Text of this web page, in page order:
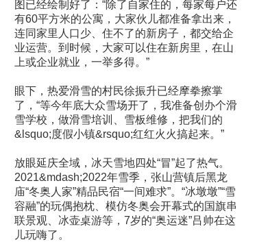
图已经绘制好了：“除了自家住的，每家每户还
有60平方米的公寓，大家伙儿都准备拿出来，
连同家里人口少、住不了的新房子，都交给企
业运营。到时候，大家可以住在新房里，在山
上或企业就业，一举多得。”
眼下，热爱滑雪的村民徐振升已经摩拳擦掌
了，“等今年底大众雪场开了，我准备创办个滑
雪学校，做滑雪培训、雪板维修，把我们的
&lsquo;度假小镇&rsquo;红红火火搞起来。”
放眼延庆全域，冰天雪地四处“冒”起了热气。
2021&mdash;2022年雪季，张山营镇后黑龙
庙“冬奥人家”精品民宿“一间难求”。“冰墩墩”“雪
容融”的玩偶抱枕、模仿冬奥会开幕式的国旗串
联景观、冰壶桌游等，7岁的“奥运迷”吕帅在这
儿玩嗨了。